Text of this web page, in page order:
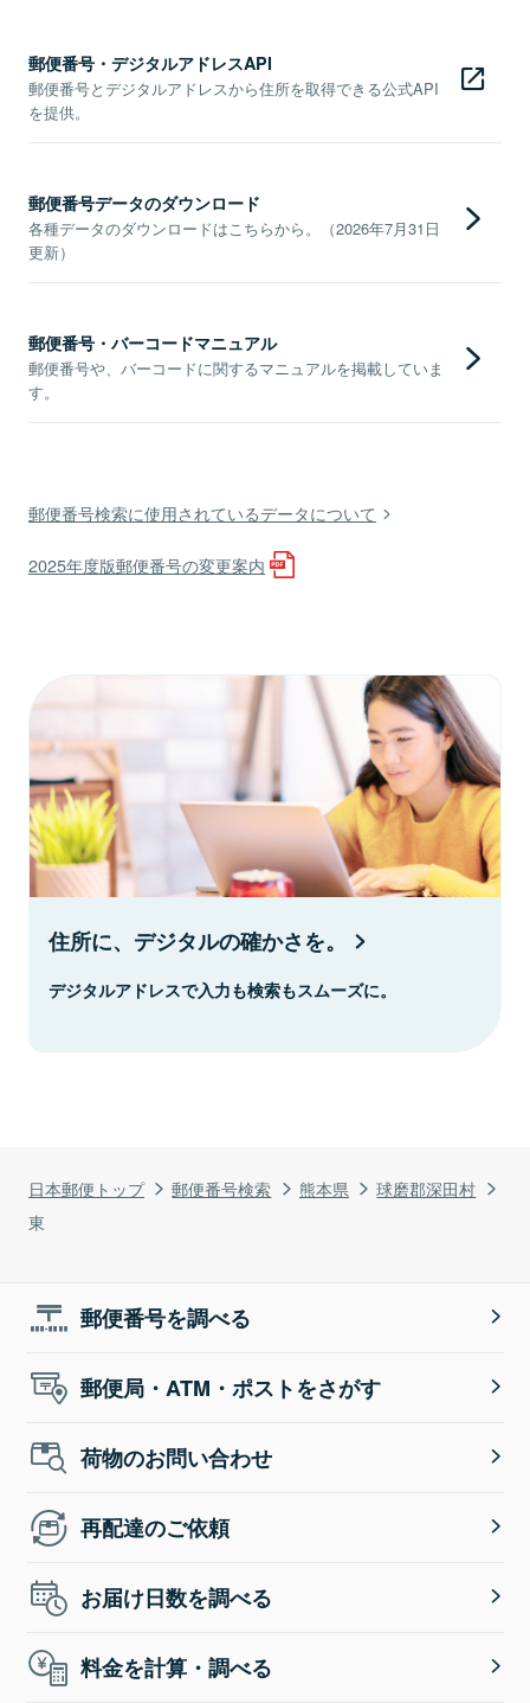
日本郵便トップ 郵便番号検索 熊本県
球磨郡深田村
東
郵便番号・デジタルアドレスAPI
郵便番号とデジタルアドレスから住所を取得できる公式API
を提供。
郵便番号データのダウンロード
各種データのダウンロードはこちらから。（2026年7月31日
更新）
郵便番号・バーコードマニュアル
郵便番号や、バーコードに関するマニュアルを掲載していま
す。
郵便番号検索に使用されているデータについて
2025年度版郵便番号の変更案内
住所に、デジタルの確かさを。
デジタルアドレスで入力も検索もスムーズに。
郵便番号を調べる
郵便局・ATM・ポストをさがす
荷物のお問い合わせ
再配達のご依頼
お届け日数を調べる
料金を計算・調べる